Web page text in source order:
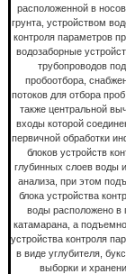
расположенной в
грунта, устройством
контроля параметров
водозаборные
трубопроводов
пробоотбора,
потоков для отбора
также центральной
входы которой
первичной обработки
блоков устройств
глубинных слоев воды
анализа, при этом
блока устройства
воды расположено в
катамарана, а
устройства контроля
в виде углубителя,
выборки и